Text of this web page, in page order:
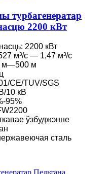
турбагенератар
2200 кВт
2200 кВт
м³/с — 1,47 м³/с
м—500 м
CE/TUV/SGS
10 кВ
95%
ўзбуджэнне
сталь